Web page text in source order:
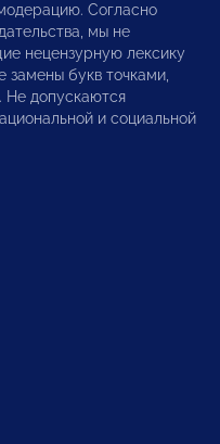
Согласно
мы не
нецензурную лексику
замены букв точками,
допускаются
и социальной